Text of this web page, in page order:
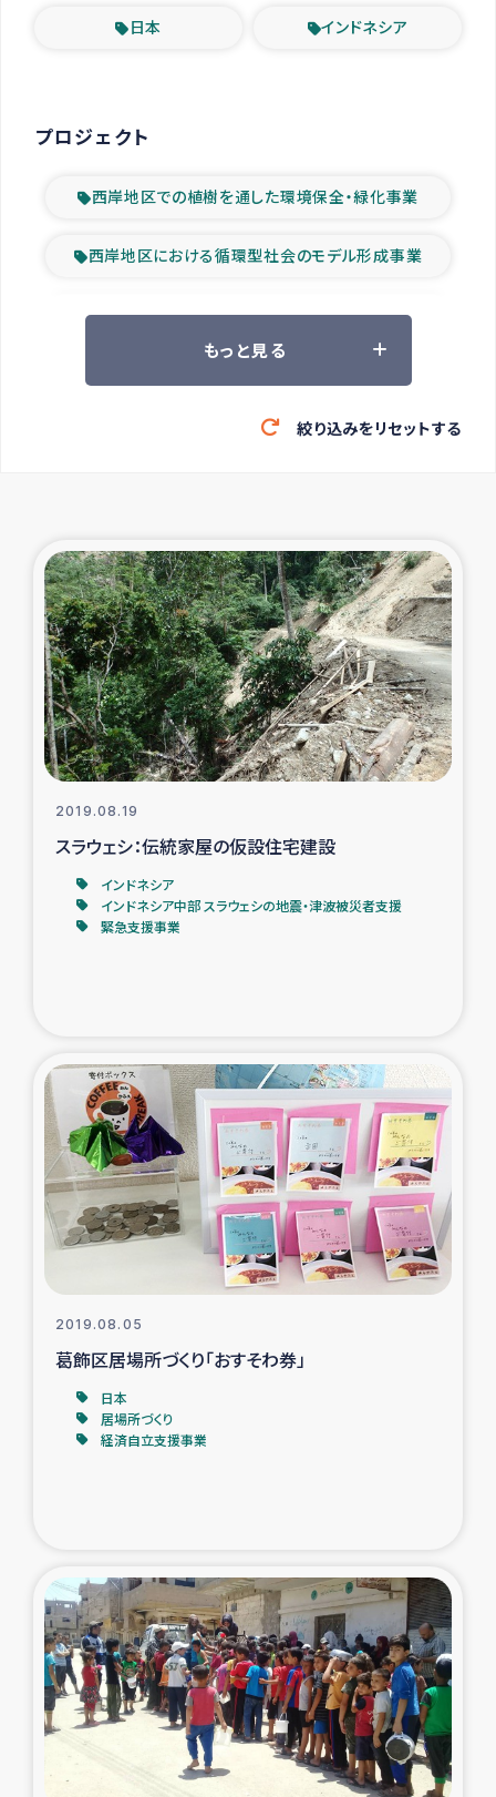
日本 インドネシア
プロジェクト
西岸地区での植樹を通した環境保全・緑化事業
西岸地区における循環型社会のモデル形成事業
ツアー参加者の声
緊急救援の時代
東ティモール豪雨緊急支援
大雨による洪水被災者支援
カカオ生産者支援事業
シリア国内避難民・帰還民の生活再建支援
トルコにおけるシリア難民支援事業
インドネシア中部 スラウェシの地震・津波被災者支援
スリランカ ムライティブ県帰還民の生活再建支援
スリランカ南部洪水被災者支援
スリランカの南北女性をつなぐサリー・リサイクル・プロ
ジェクト
復興支援事業
民際教育事業
ミャンマー緊急支援
タイ国境ミャンマー移民子ども支援
漁民によるマングローブ植林活動
レバノンでのシリア難民への食糧・越冬支援
もっと見る
絞り込みをリセットする
2019.08.19
スラウェシ：伝統家屋の仮設住宅建設
インドネシア
インドネシア中部 スラウェシの地震・津波被災者支援
緊急支援事業
2019.08.05
葛飾区居場所づくり「おすそわ券」
日本
居場所づくり
経済自立支援事業